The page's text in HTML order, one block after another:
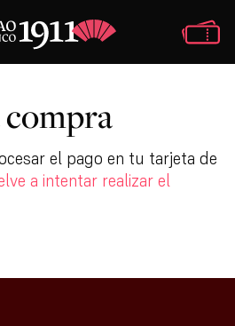
el pago en tu tarjeta de
a intentar realizar el